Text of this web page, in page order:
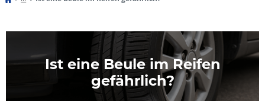
Ist eine Beule im Reifen
gefährlich?